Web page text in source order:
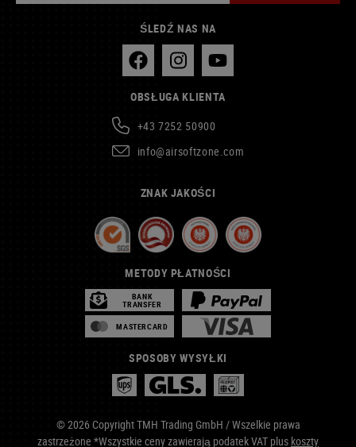
ŚLEDŹ NAS NA
OBSŁUGA KLIENTA
+43 7252 50900
info@airsoftzone.com
ZNAK JAKOŚCI
METODY PŁATNOŚCI
BANK
TRANSFER
MASTERCARD
SPOSOBY WYSYŁKI
© 2026 Copyright TMH Trading GmbH / Wszelkie prawa
zastrzeżone *Wszystkie ceny zawierają podatek VAT plus koszty